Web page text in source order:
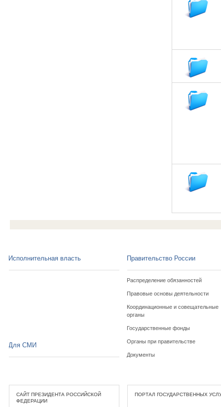
Исполнительная власть Правительство России
Распределение обязанностей
Правовые основы деятельности
Координационные и совещательные
органы
Государственные фонды
Органы при правительстве
Документы
Для СМИ
САЙТ ПРЕЗИДЕНТА РОССИЙСКОЙ
ФЕДЕРАЦИИ
ПОРТАЛ ГОСУДАРСТВЕННЫХ